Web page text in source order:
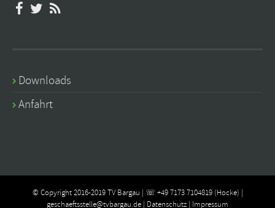
Downloads
Anfahrt
© Copyright 2016-2019 TV Bargau | ☏ +49 7173 7104819 (Hocke) |
geschaeftsstelle@tvbargau.de | Datenschutz | Impressum